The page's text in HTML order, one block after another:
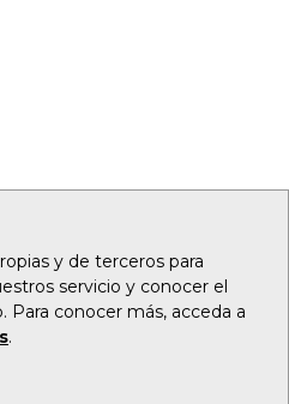
y de terceros para
servicio y conocer el
conocer más, acceda a
.